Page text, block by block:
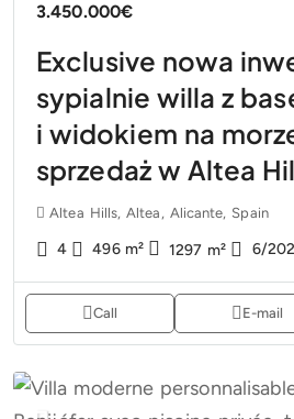
3.450.000€
Exclusive nowa
sypialnie willa z
i widokiem na
sprzedaż w Altea
Altea Hills, Altea, Alicante, Spain
4 496 m² 1297 m² 6/
Call E-mail